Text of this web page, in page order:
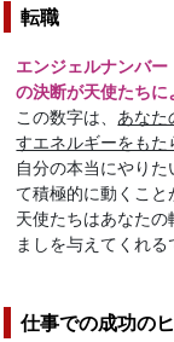
転職
エンジェルナンバ
の決断が天使たちに
この数字は、 あなた
すエネルギーをもた
自分の本当にやり
て積極的に動くこと
天使たちはあなた
ましを与えてくれる
仕事での成功の